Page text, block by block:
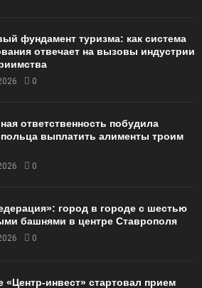
фундамент туризма: как система
отвечает на вызовы индустрии
0
ответственность побудила
выплатить алименты троим
0
город в городе с шестью
башнями в центре Ставрополя
0
«Центр-инвест» стартовал прием